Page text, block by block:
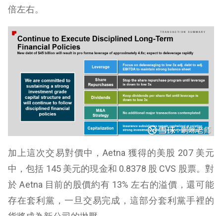
倍左右。
加上這次交易對價中，Aetna 獲得的美股 207 美元
中，包括 145 美元的現金和 0.8378 股 CVS 股票。對
於 Aetna 目前的股價約有 13% 左右的溢價，還可能
存在套利黨，一旦交易完成，這部分套利黨手裡的